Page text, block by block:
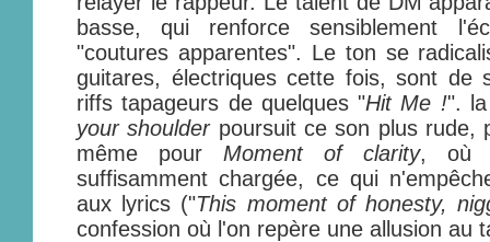
basse, qui renforce sensiblement
"coutures apparentes". Le ton se
guitares, électriques cette fois, sont de
riffs tapageurs de quelques "Hit Me !".
your shoulderpoursuit ce son plus rude,
même pour Moment of clarity, où
suffisamment chargée, ce qui
aux lyrics ("This moment of honesty,
confession où l'on repère une allusion au